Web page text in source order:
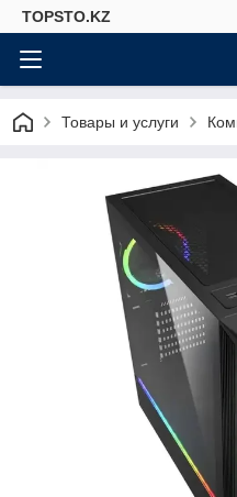
TOPSTO.KZ
Товары и услуги